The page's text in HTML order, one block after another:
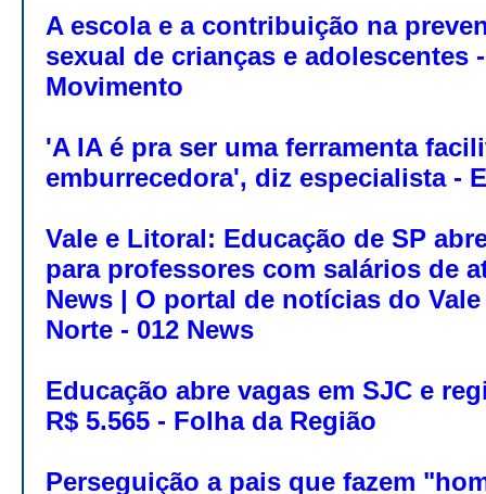
A escola e a contribuição na
sexual de crianças e adolescentes
Movimento
'A IA é pra ser uma ferramenta
emburrecedora', diz especialista -
Vale e Litoral: Educação de SP
para professores com salários de
News | O portal de notícias do
Norte - 012 News
Educação abre vagas em SJC e
R$ 5.565 - Folha da Região
Perseguição a pais que fazem